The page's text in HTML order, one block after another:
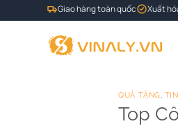
qua
Giao hàng toàn quốc Xuất
QUÀ TẶNG,
Top